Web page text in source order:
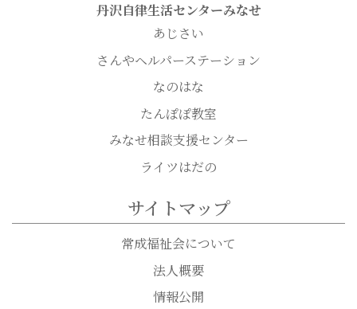
丹沢自律生活センターみなせ
あじさい
さんやヘルパーステーション
なのはな
たんぽぽ教室
みなせ相談支援センター
ライツはだの
サイトマップ
常成福祉会について
法人概要
情報公開